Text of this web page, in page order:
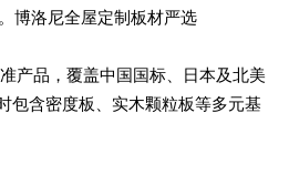
博洛尼全屋定制板材严选
产品，覆盖中国国标、日本及北美
包含密度板、实木颗粒板等多元基